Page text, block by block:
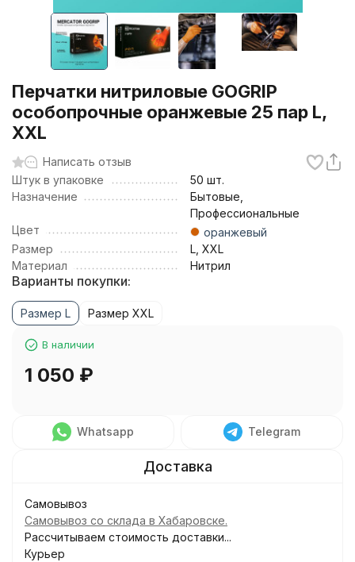
Перчатки нитриловые GOGRIP
особопрочные оранжевые 25 пар L,
XXL
Написать отзыв
Штук в упаковке
50 шт.
Назначение
Бытовые,
Профессиональные
Цвет
оранжевый
Размер
L, XXL
Материал
Нитрил
Варианты покупки:
Размер L Размер XXL
В наличии
1 050 ₽
Whatsapp Telegram
Самовывоз
Самовывоз со склада в Хабаровске.
Рассчитываем стоимость доставки...
Курьер